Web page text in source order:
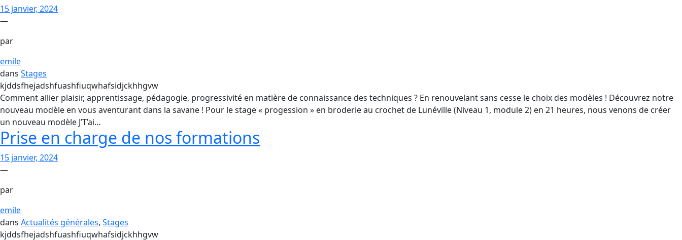
15 janvier, 2024
—
par
emile
dans Stages
kjddsfhejadshfuashfiuqwhafsidjckhhgvw
Comment allier plaisir, apprentissage, pédagogie, progressivité en matière de connaissance des techniques ? En renouvelant sans cesse le choix des modèles ! Découvrez notre
nouveau modèle en vous aventurant dans la savane ! Pour le stage « progession » en broderie au crochet de Lunéville (Niveau 1, module 2) en 21 heures, nous venons de créer
un nouveau modèle J’T’ai…
Prise en charge de nos formations
15 janvier, 2024
—
par
emile
dans Actualités générales, Stages
kjddsfhejadshfuashfiuqwhafsidjckhhgvw